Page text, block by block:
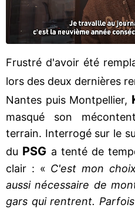
Frustré d'avoir été
lors des deux dernières
Nantes puis Montpellier,
masqué son
terrain. Interrogé sur le
du PSG a tenté de
clair : « C'est mon
aussi nécessaire de
gars qui rentrent.